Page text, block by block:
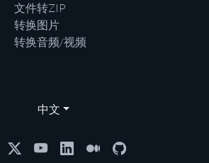
文件转ZIP
转换图片
转换音频/视频
中文